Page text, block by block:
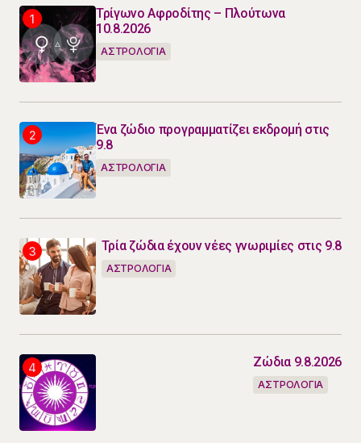
Τρίγωνο Αφροδίτης – Πλούτωνα
10.8.2026
ΑΣΤΡΟΛΟΓΙΑ
Ένα ζώδιο προγραμματίζει εκδρομή στις
9.8
ΑΣΤΡΟΛΟΓΙΑ
Τρία ζώδια έχουν νέες γνωριμίες στις 9.8
ΑΣΤΡΟΛΟΓΙΑ
Ζώδια 9.8.2026
ΑΣΤΡΟΛΟΓΙΑ